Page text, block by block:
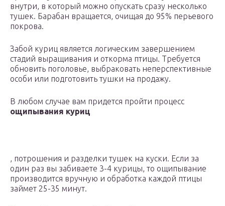
внутри, в который можно опускать сразу несколько
тушек. Барабан вращается, очищая до 95% перьевого
покрова.
Забой куриц является логическим завершением
стадий выращивания и откорма птицы. Требуется
обновить поголовье, выбраковать неперспективные
особи или подготовить тушки на продажу.
В любом случае вам придется пройти процесс
ощипывания куриц
, потрошения и разделки тушек на куски. Если за
один раз вы забиваете 3-4 курицы, то ощипывание
производится вручную и обработка каждой птицы
займет 25-35 минут.